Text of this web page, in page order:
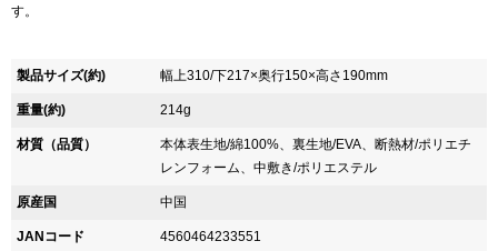
す。
製品サイズ(約) 幅上310/下217×奥行150×高さ190mm
重量(約) 214g
材質（品質）
本体表生地/綿100%、裏生地/EVA、断熱材/ポリエチ
レンフォーム、中敷き/ポリエステル
原産国 中国
JANコード 4560464233551